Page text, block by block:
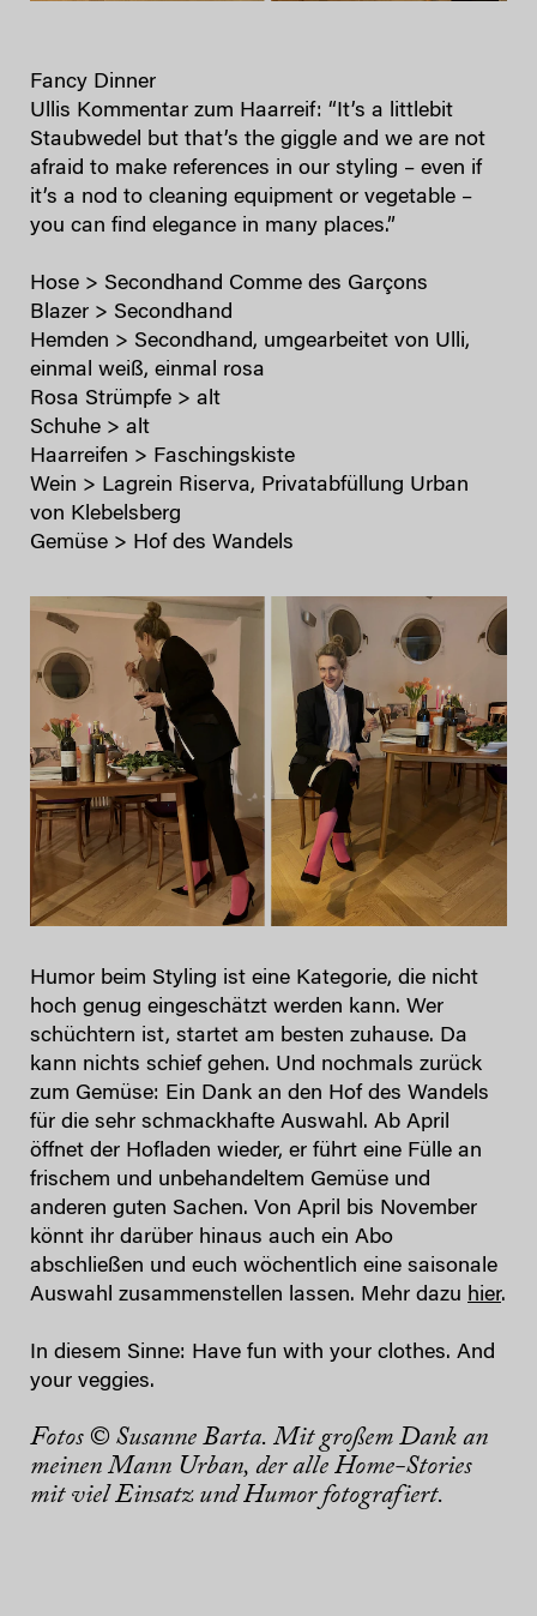
Fancy Dinner
Ullis Kommentar zum Haarreif: “It’s a littlebit
Staubwedel but that’s the giggle and we are not
afraid to make references in our styling – even if
it’s a nod to cleaning equipment or vegetable –
you can find elegance in many places.”
Hose > Secondhand Comme des Garçons
Blazer > Secondhand
Hemden > Secondhand, umgearbeitet von Ulli,
einmal weiß, einmal rosa
Rosa Strümpfe > alt
Schuhe > alt
Haarreifen > Faschingskiste
Wein > Lagrein Riserva, Privatabfüllung Urban
von Klebelsberg
Gemüse > Hof des Wandels
Humor beim Styling ist eine Kategorie, die nicht
hoch genug eingeschätzt werden kann. Wer
schüchtern ist, startet am besten zuhause. Da
kann nichts schief gehen. Und nochmals zurück
zum Gemüse: Ein Dank an den Hof des Wandels
für die sehr schmackhafte Auswahl. Ab April
öffnet der Hofladen wieder, er führt eine Fülle an
frischem und unbehandeltem Gemüse und
anderen guten Sachen. Von April bis November
könnt ihr darüber hinaus auch ein Abo
abschließen und euch wöchentlich eine saisonale
Auswahl zusammenstellen lassen. Mehr dazu hier.
In diesem Sinne: Have fun with your clothes. And
your veggies.
Fotos © Susanne Barta. Mit großem Dank an
meinen Mann Urban, der alle Home-Stories
mit viel Einsatz und Humor fotografiert.